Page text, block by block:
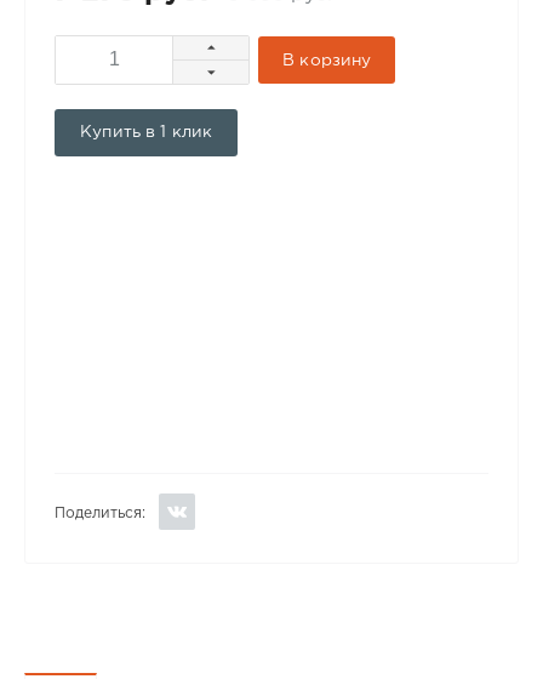
В корзину
Купить в 1 клик
Поделиться: